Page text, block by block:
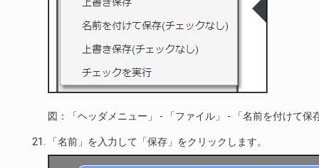
図：「ヘッダメニュー」 - 「ファイル」 - 「名前を付けて保
「名前」を入力して「保存」をクリックします。